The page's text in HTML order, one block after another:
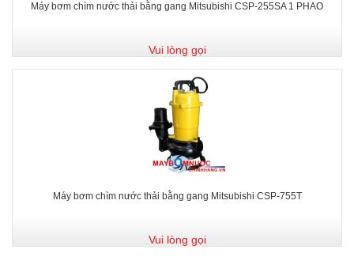
Máy bơm chìm nước thải bằng gang Mitsubishi CSP-255SA 1 PHAO
Vui lòng gọi
Máy bơm chìm nước thải bằng gang Mitsubishi CSP-755T
Vui lòng gọi